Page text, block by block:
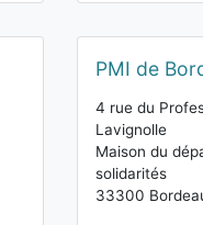
PMI de
4 rue du
Lavignolle
Maison du
solidarités
33300